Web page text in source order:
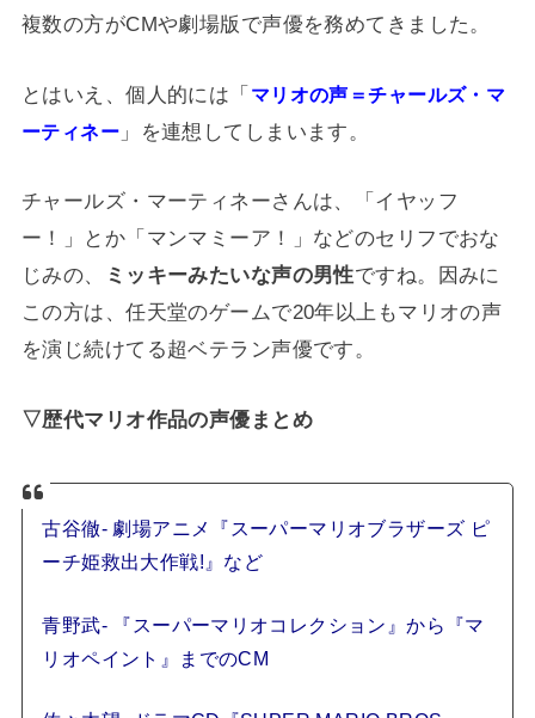
複数の方がCMや劇場版で声優を務めてきました。
とはいえ、個人的には「マリオの声＝チャールズ・マ
ーティネー 」を連想してしまいます。
チャールズ・マーティネーさんは、「イヤッフ
ー！」とか「マンマミーア！」などのセリフでおな
じみの、
ミッキーみたいな声の男性ですね。因みに
この方は、任天堂のゲームで20年以上もマリオの声
を演じ続けてる超ベテラン声優です。
▽歴代マリオ作品の声優まとめ
古谷徹- 劇場アニメ『スーパーマリオブラザーズ ピ
ーチ姫救出大作戦!』など
青野武- 『スーパーマリオコレクション』から『マ
リオペイント』までのCM